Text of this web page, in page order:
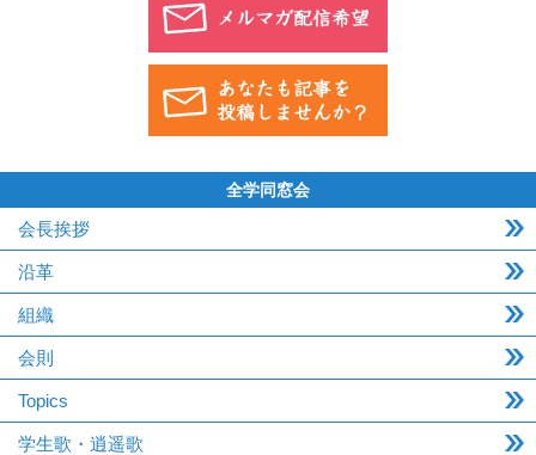
全学同窓会
会長挨拶
沿革
組織
会則
Topics
学生歌・逍遥歌